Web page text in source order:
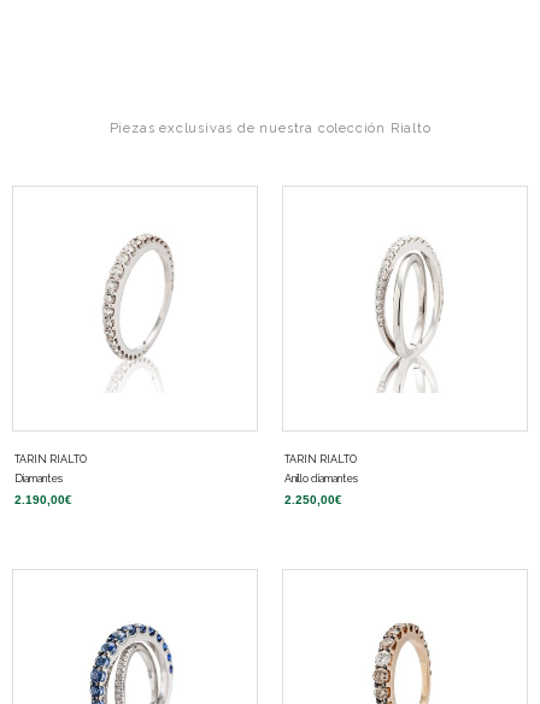
Piezas exclusivas de nuestra colección Rialto
TARIN RIALTO
Diamantes
2.190,00€
TARIN RIALTO
Anillo diamantes
2.250,00€